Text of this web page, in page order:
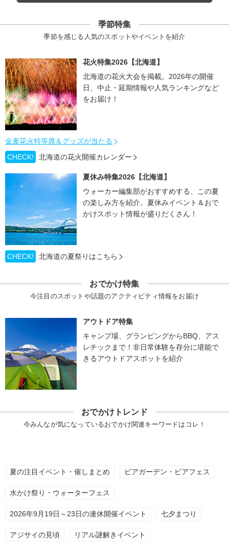
季節特集
季節を感じる人気のスポットやイベントを紹介
花火特集2026【北海道】
北海道の花火大会を掲載。2026年の開催
日、中止・延期情報や人気ランキングなど
をお届け！
金麦花火特等席＆グッズが当たる
CHECK!
北海道の花火開催カレンダー
夏休み特集2026【北海道】
ウォーカー編集部がおすすめする、この夏
の楽しみ方を紹介。夏休みイベント＆おで
かけスポット情報が盛りだくさん！
CHECK! 北海道の夏祭りはこちら
おでかけ特集
今注目のスポットや話題のアクティビティ情報をお届け
アウトドア特集
キャンプ場、グランピングからBBQ、アス
レチックまで！非日常体験を存分に堪能で
きるアウトドアスポットを紹介
おでかけトレンド
今みんなが気になっているおでかけ関連キーワードはコレ！
夏の注目イベント・催しまとめ ビアガーデン・ビアフェス
水かけ祭り・ウォーターフェス
2026年9月19日～23日の連休開催イベント 七夕まつり
アジサイの見頃 リアル謎解きイベント